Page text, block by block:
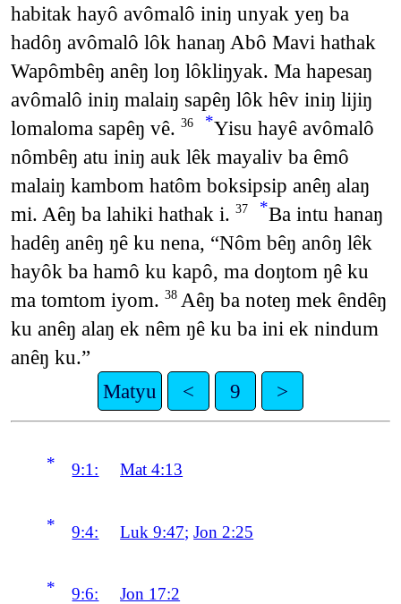
habitak hayô avômalô iniŋ unyak yeŋ ba
hadôŋ avômalô lôk hanaŋ Abô Mavi hathak
Wapômbêŋ anêŋ loŋ lôkliŋyak. Ma hapesaŋ
avômalô iniŋ malaiŋ sapêŋ lôk hêv iniŋ lijiŋ
lomaloma sapêŋ vê. 36 *Yisu hayê avômalô
nômbêŋ atu iniŋ auk lêk mayaliv ba êmô
malaiŋ kambom hatôm boksipsip anêŋ alaŋ
mi. Aêŋ ba lahiki hathak i. 37 *Ba intu hanaŋ
hadêŋ anêŋ ŋê ku nena, “Nôm bêŋ anôŋ lêk
hayôk ba hamô ku kapô, ma doŋtom ŋê ku
ma tomtom iyom. 38 Aêŋ ba noteŋ mek êndêŋ
ku anêŋ alaŋ ek nêm ŋê ku ba ini ek nindum
anêŋ ku.”
Matyu
< 9 >
* 9:1: Mat 4:13
* 9:4: Luk 9:47;Jon 2:25
* 9:6: Jon 17:2